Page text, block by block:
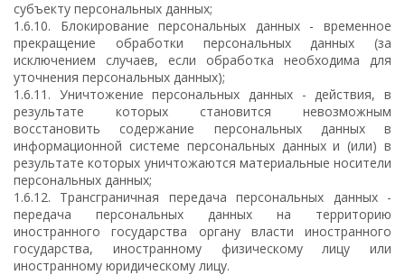
субъекту персональных данных;
1.6.10. Блокирование персональных данных - временное
прекращение обработки персональных данных (за
исключением случаев, если обработка необходима для
уточнения персональных данных);
1.6.11. Уничтожение персональных данных - действия, в
результате которых становится невозможным
восстановить содержание персональных данных в
информационной системе персональных данных и (или) в
результате которых уничтожаются материальные носители
персональных данных;
1.6.12. Трансграничная передача персональных данных -
передача персональных данных на территорию
иностранного государства органу власти иностранного
государства, иностранному физическому лицу или
иностранному юридическому лицу.